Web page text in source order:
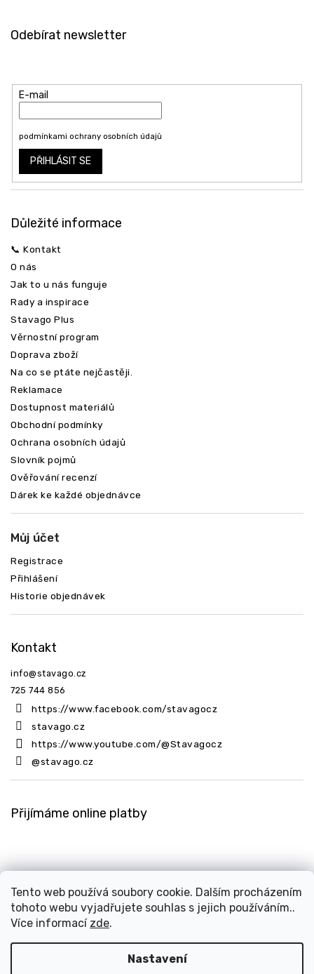
Tento web používá soubory cookie. Dalším procházením
tohoto webu vyjadřujete souhlas s jejich používáním..
Více informací zde.
Nastavení
Odebírat newsletter
E-mail
podmínkami ochrany osobních údajů
PŘIHLÁSIT SE
Důležité informace
📞 Kontakt
O nás
Jak to u nás funguje
Rady a inspirace
Stavago Plus
Věrnostní program
Doprava zboží
Na co se ptáte nejčastěji.
Reklamace
Dostupnost materiálů
Obchodní podmínky
Ochrana osobních údajů
Slovník pojmů
Ověřování recenzí
Dárek ke každé objednávce
Můj účet
Registrace
Přihlášení
Historie objednávek
Kontakt
info@stavago.cz
725 744 856
https://www.facebook.com/stavagocz
stavago.cz
https://www.youtube.com/@Stavagocz
@stavago.cz
Přijímáme online platby
Copyright 2026 Stavago.cz . Všechna práva vyhrazena.